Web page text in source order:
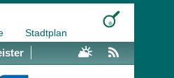
Stadtplan